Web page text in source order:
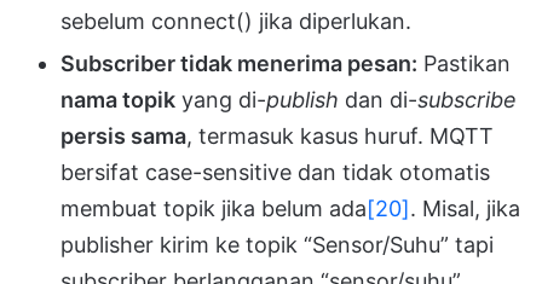
sebelum connect() jika diperlukan.
Subscriber tidak menerima pesan: Pastikan
nama topik yang di-publish dan di-subscribe
persis sama, termasuk kasus huruf. MQTT
bersifat case-sensitive dan tidak otomatis
membuat topik jika belum ada[20]. Misal, jika
publisher kirim ke topik “Sensor/Suhu” tapi